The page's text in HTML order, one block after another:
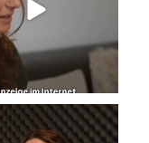
34
Camisa Negra